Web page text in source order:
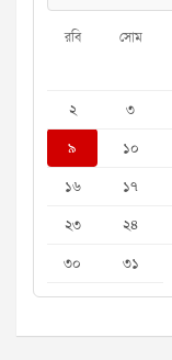
রবি সোম
২
৩
৯
১০
১৬
১৭
২৩
২৪
৩০
৩১